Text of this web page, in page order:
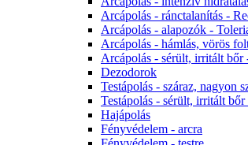
Arcápolás - ránctalanítás -
Arcápolás - alapozók -
Arcápolás - hámlás, vörös
Arcápolás - sérült, irritált bőr
Dezodorok
Testápolás - száraz, nagyon
Testápolás - sérült, irritált
Hajápolás
Fényvédelem - arcra